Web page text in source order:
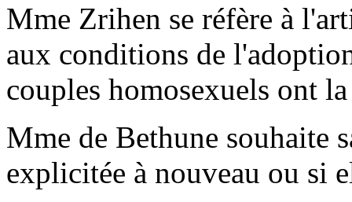
Mme Zrihen se réfère à
aux conditions de
couples homosexuels ont
Mme de Bethune souhaite
explicitée à nouveau ou si